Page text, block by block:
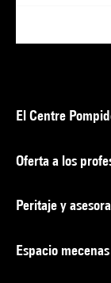
El Centre
Oferta a los
Peritaje y
Espacio mecenas